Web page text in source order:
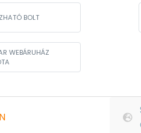
BOLT
WEBÁRUHÁZ